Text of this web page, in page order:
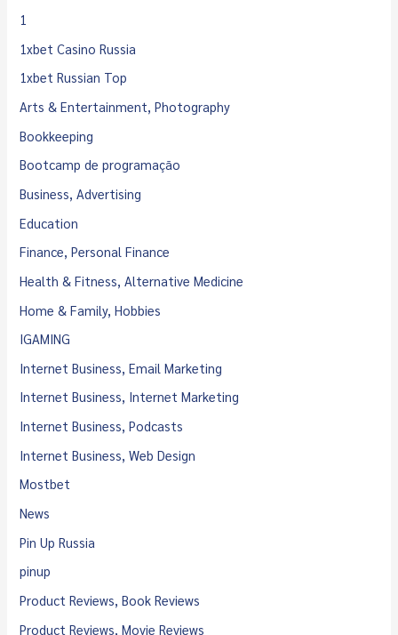
1
1xbet Casino Russia
1xbet Russian Top
Arts & Entertainment, Photography
Bookkeeping
Bootcamp de programação
Business, Advertising
Education
Finance, Personal Finance
Health & Fitness, Alternative Medicine
Home & Family, Hobbies
IGAMING
Internet Business, Email Marketing
Internet Business, Internet Marketing
Internet Business, Podcasts
Internet Business, Web Design
Mostbet
News
Pin Up Russia
pinup
Product Reviews, Book Reviews
Product Reviews, Movie Reviews